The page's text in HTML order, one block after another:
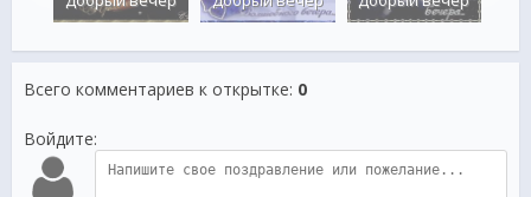
Всего комментариев к открытке: 0
Войдите: